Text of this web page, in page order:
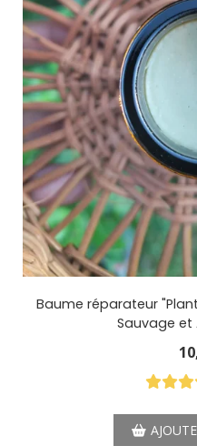
Baume réparateur
Sauvage et